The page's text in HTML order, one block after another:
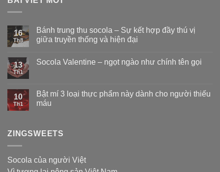
16
Th8
Bánh trung thu socola – Sự kết hợp đầy thú vị
giữa truyền thống và hiện đại
13
Th1
Socola Valentine – ngọt ngào như chính tên gọi
10
Th1
Bật mí 3 loại thực phẩm này dành cho người thiếu
máu
ZINGSWEETS
Socola của người Việt